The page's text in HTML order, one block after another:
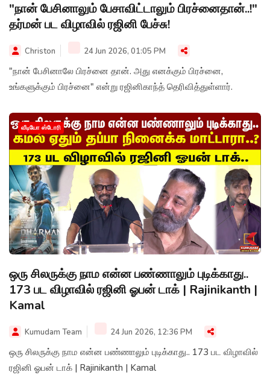
"நான் பேசினாலும் பேசாவிட்டாலும் பிரச்னைதான்..!"
தர்மன் பட விழாவில் ரஜினி பேச்சு!
Christon 24 Jun 2026, 01:05 PM
"நான் பேசினாலே பிரச்னை தான். அது எனக்கும் பிரச்னை,
உங்களுக்கும் பிரச்னை" என்று ரஜினிகாந்த் தெரிவித்துள்ளார்.
வீடியோ ஸ்டோரி
ஒரு சிலருக்கு நாம என்ன பண்ணாலும் புடிக்காது..
173 பட விழாவில் ரஜினி ஓபன் டாக் | Rajinikanth |
Kamal
Kumudam Team 24 Jun 2026, 12:36 PM
ஒரு சிலருக்கு நாம என்ன பண்ணாலும் புடிக்காது.. 173 பட விழாவில்
ரஜினி ஓபன் டாக் | Rajinikanth | Kamal